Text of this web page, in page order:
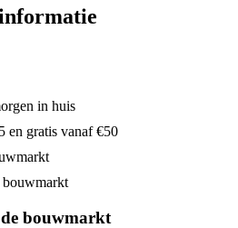
in huis
en gratis vanaf €50
bouwmarkt
bouwmarkt